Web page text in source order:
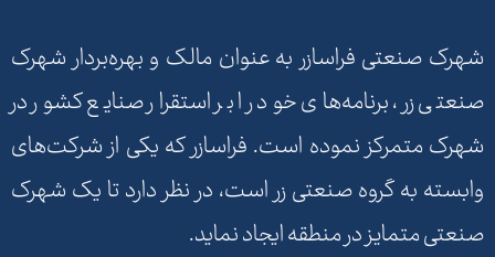
شهرک صنعتی فراسازر به عنوان مالک و بهره‌بردار شهرک
صنعتی زر، برنامه‌های خود را بر استقرار صنایع کشور در
شهرک متمرکز نموده است. فراسازر که یکی از شرکت‌های
وابسته به گروه صنعتی زر است، در نظر دارد تا یک شهرک
صنعتی متمایز در منطقه ایجاد نماید.